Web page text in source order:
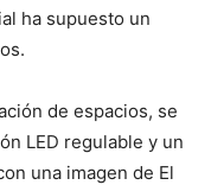
ha supuesto un
de espacios, se
LED regulable y un
una imagen de El